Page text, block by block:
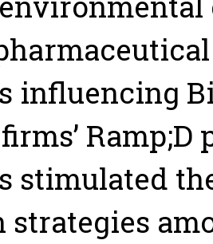
influencing
Ramp;D
stimulated